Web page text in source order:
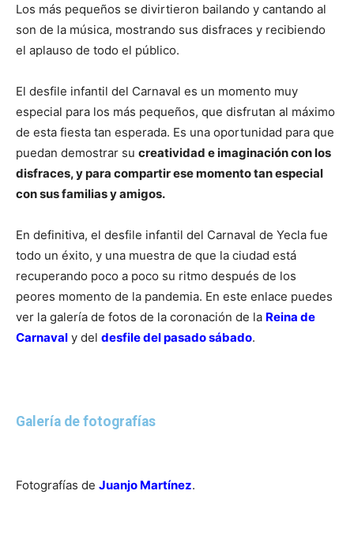
Los más pequeños se divirtieron bailando y cantando al
son de la música, mostrando sus disfraces y recibiendo
el aplauso de todo el público.
El desfile infantil del Carnaval es un momento muy
especial para los más pequeños, que disfrutan al máximo
de esta fiesta tan esperada. Es una oportunidad para que
puedan demostrar su creatividad e imaginación con los
disfraces, y para compartir ese momento tan especial
con sus familias y amigos.
En definitiva, el desfile infantil del Carnaval de Yecla fue
todo un éxito, y una muestra de que la ciudad está
recuperando poco a poco su ritmo después de los
peores momento de la pandemia. En este enlace puedes
ver la galería de fotos de la coronación de la Reina de
Carnaval y del desfile del pasado sábado.
Galería de fotografías
Fotografías de Juanjo Martínez.